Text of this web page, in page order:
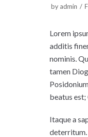
by admin
Lorem
additis
nominis.
tamen
beatus
Itaque a
deterritum.